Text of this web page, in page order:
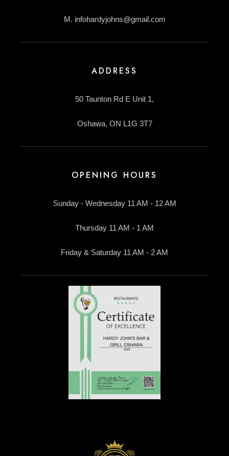
M. infohardyjohns@gmail.com
ADDRESS
50 Taunton Rd E Unit 1,
Oshawa, ON L1G 3T7
OPENING HOURS
Sunday - Wednesday 11 AM - 12 AM
Thursday 11 AM - 1 AM
Friday & Saturday 11 AM - 2 AM